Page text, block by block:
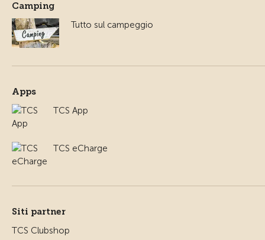
Camping
Tutto sul campeggio
Apps
TCS App
TCS eCharge
Siti partner
TCS Clubshop